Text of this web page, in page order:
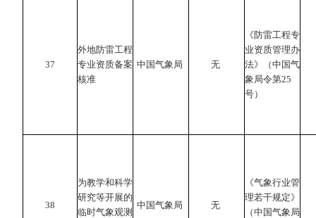
37
外地防雷工程
专业资质备案
核准
中国气象局 无
《防雷工程专
业资质管理办
法》（中国气
象局令第25
号）
38
为教学和科学
研究等开展的
临时气象观测
中国气象局 无
《气象行业管
理若干规定》
（中国气象局